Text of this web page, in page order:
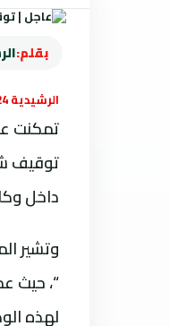
بقلم:
الرشيدية 24 : متابعة
داخل
وتشير
“، حيث
لهذه